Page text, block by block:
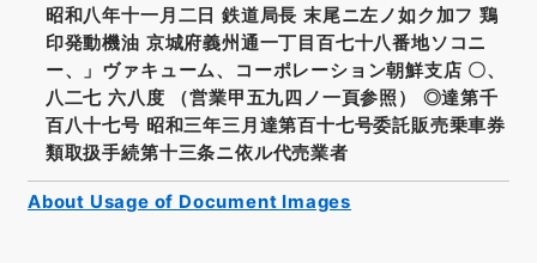
昭和八年十一月二日 鉄道局長 末尾ニ左ノ如ク加フ 鶏
印発動機油 京城府義州通一丁目百七十八番地ソコニ
ー、」ヴァキューム、コーポレーション朝鮮支店 〇、
八二七 六八度 （営業甲五九四ノ一頁参照） ◎達第千
百八十七号 昭和三年三月達第百十七号委託販売乗車券
類取扱手続第十三条ニ依ル代売業者
About Usage of Document Images